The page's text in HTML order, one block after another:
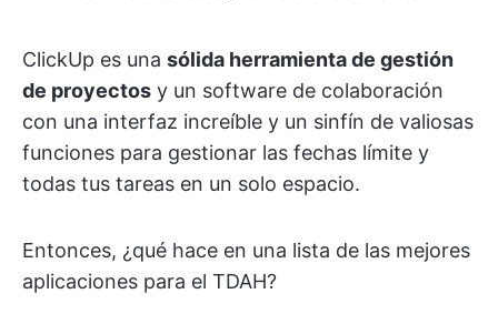
ClickUp es una sólida herramienta de gestión
de proyectos y un software de colaboración
con una interfaz increíble y un sinfín de valiosas
funciones para gestionar las fechas límite y
todas tus tareas en un solo espacio.
Entonces, ¿qué hace en una lista de las mejores
aplicaciones para el TDAH?